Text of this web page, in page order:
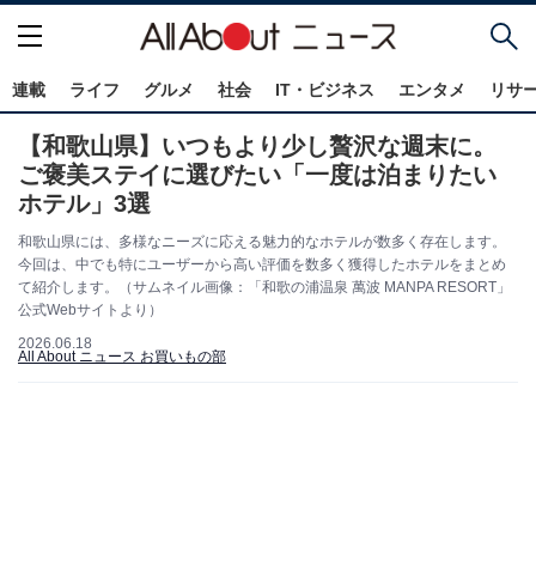
連載 ライフ グルメ 社会 IT・ビジネス エンタメ リサ
【和歌山県】いつもより少し贅沢な週末に。
ご褒美ステイに選びたい「一度は泊まりたい
ホテル」3選
和歌山県には、多様なニーズに応える魅力的なホテルが数多く存在します。
今回は、中でも特にユーザーから高い評価を数多く獲得したホテルをまとめ
て紹介します。（サムネイル画像：「和歌の浦温泉 萬波 MANPA RESORT」
公式Webサイトより）
2026.06.18
All About ニュース お買いもの部